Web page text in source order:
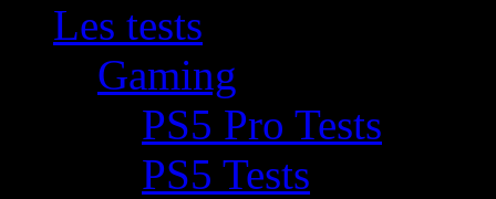
Les tests
Gaming
PS5 Pro Tests
PS5 Tests